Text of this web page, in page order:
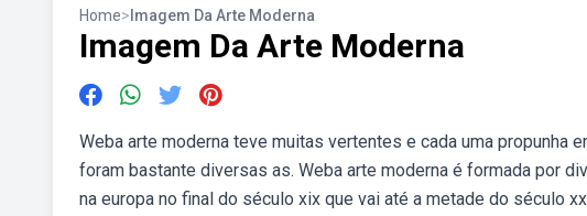
Home> Imagem Da Arte Moderna
Imagem Da Arte Moderna
Weba arte moderna teve muitas vertentes e cada uma propunha
foram bastante diversas as. Weba arte moderna é formada por
na europa no final do século xix que vai até a metade do século